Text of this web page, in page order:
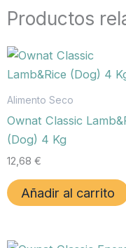
Productos
Alimento Seco
Ownat Classic
(Dog) 4 Kg
12,68 €
Añadir al carrito